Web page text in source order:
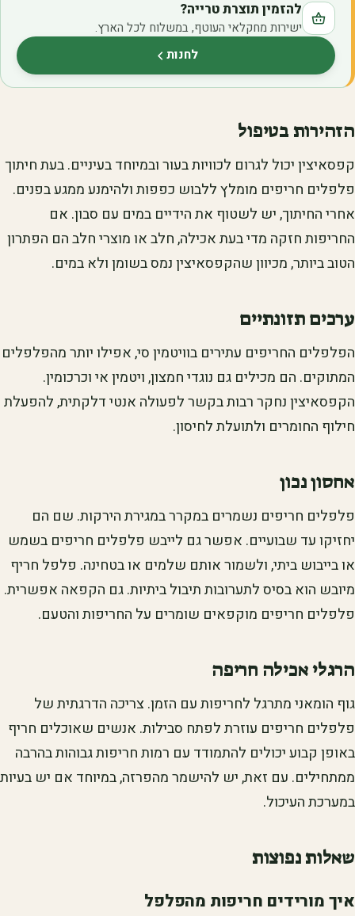
להזמין תוצרת טרייה?
ישירות מחקלאי העוטף, במשלוח לכל הארץ.
לחנות(נפתח בלשונית חדשה)
הזהירות בטיפול
קפסאיצין יכול לגרום לכוויות בעור ובמיוחד בעיניים. בעת חיתוך
פלפלים חריפים מומלץ ללבוש כפפות ולהימנע ממגע בפנים.
אחרי החיתוך, יש לשטוף את הידיים במים עם סבון. אם
החריפות חזקה מדי בעת אכילה, חלב או מוצרי חלב הם הפתרון
הטוב ביותר, מכיוון שהקפסאיצין נמס בשומן ולא במים.
ערכים תזונתיים
הפלפלים החריפים עתירים בוויטמין סי, אפילו יותר מהפלפלים
המתוקים. הם מכילים גם נוגדי חמצון, ויטמין אי וכרכומין.
הקפסאיצין נחקר רבות בקשר לפעולה אנטי דלקתית, להפעלת
חילוף החומרים ולתועלת לחיסון.
אחסון נכון
פלפלים חריפים נשמרים במקרר במגירת הירקות. שם הם
יחזיקו עד שבועיים. אפשר גם לייבש פלפלים חריפים בשמש
או בייבוש ביתי, ולשמור אותם שלמים או בטחינה. פלפל חריף
מיובש הוא בסיס לתערובות תיבול ביתיות. גם הקפאה אפשרית.
פלפלים חריפים מוקפאים שומרים על החריפות והטעם.
הרגלי אכילה חריפה
גוף הומאני מתרגל לחריפות עם הזמן. צריכה הדרגתית של
פלפלים חריפים עוזרת לפתח סבילות. אנשים שאוכלים חריף
באופן קבוע יכולים להתמודד עם רמות חריפות גבוהות בהרבה
ממתחילים. עם זאת, יש להישמר מהפרזה, במיוחד אם יש בעיות
במערכת העיכול.
שאלות נפוצות
איך מורידים חריפות מהפלפל